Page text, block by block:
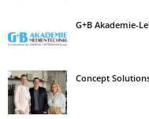
G+B Akademie-
Concept